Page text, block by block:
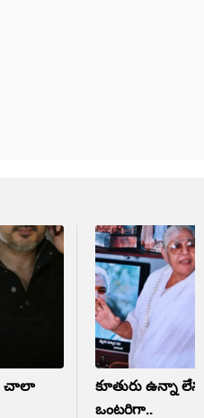
చాలా
కూతురు ఉన్నా
ఒంటరిగా..